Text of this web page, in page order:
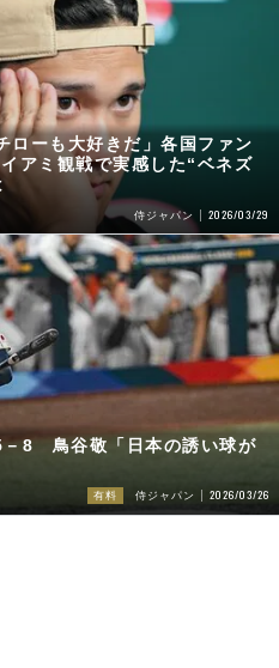
ローも大好きだ」各国ファン
アミ観戦で実感した“ベネズ
侍ジャパン 2026/03/29
－8 鳥谷敬「日本の誘い球が
有料 侍ジャパン 2026/03/26